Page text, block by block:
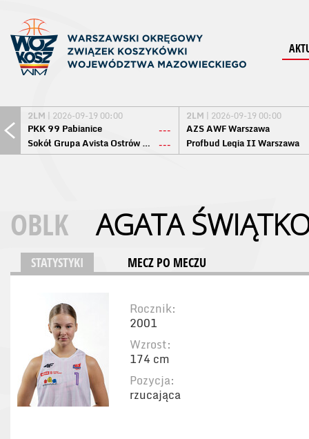
2LM | 2026-09-19 00:00
PKK 99 Pabianice
---
Sokół Grupa Avista Ostrów Maz. ---
2LM | 2026-09-19 00:00
AZS AWF Warszawa
Profbud Legia II Warszawa
OBLK AGATA
STATYSTYKI MECZ PO MECZU
Rocznik:
2001
Wzrost:
174 cm
Pozycja:
rzucająca